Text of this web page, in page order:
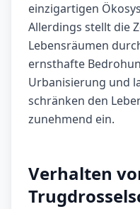
einzigartigen
Allerdings stellt die
Lebensräumen
ernsthafte
Urbanisierung und
schränken den
zunehmend ein.
Verhalten